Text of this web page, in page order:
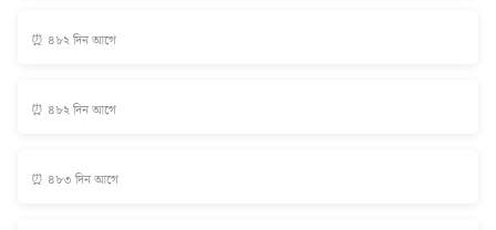
⏰ ৪৮২ দিন আগে
⏰ ৪৮২ দিন আগে
⏰ ৪৮৩ দিন আগে